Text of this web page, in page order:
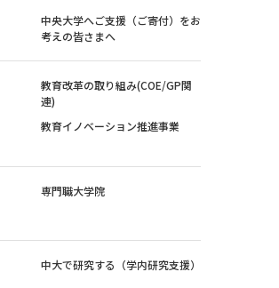
中央大学へご支援（ご寄付）をお
考えの皆さまへ
教育改革の取り組み(COE/GP関
連)
教育イノベーション推進事業
専門職大学院
中大で研究する（学内研究支援）